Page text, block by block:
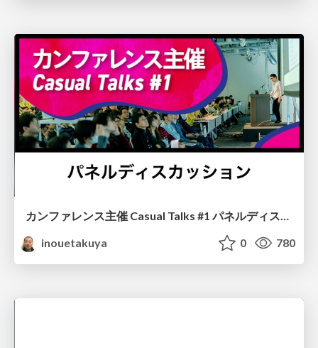
カンファレンス主催 Casual Talks #1 パネルディスカッション / Conference Casual Talks 1 Panel Discussion
inouetakuya
0 780